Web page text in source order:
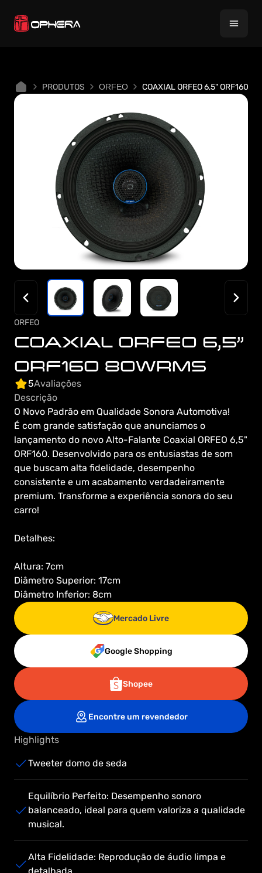
PRODUTOS ORFEO COAXIAL ORFEO 6,5" ORF160
ORFEO
COAXIAL ORFEO 6,5"
ORF160 80WRMS
5Avaliações
Descrição
O Novo Padrão em Qualidade Sonora Automotiva!
É com grande satisfação que anunciamos o
lançamento do novo Alto-Falante Coaxial ORFEO 6,5"
ORF160. Desenvolvido para os entusiastas de som
que buscam alta fidelidade, desempenho
consistente e um acabamento verdadeiramente
premium. Transforme a experiência sonora do seu
carro!
Detalhes:
Altura: 7cm
Diâmetro Superior: 17cm
Diâmetro Inferior: 8cm
Mercado Livre
Google Shopping
Shopee
Encontre um revendedor
Highlights
Tweeter domo de seda
Equilíbrio Perfeito: Desempenho sonoro
balanceado, ideal para quem valoriza a qualidade
musical.
Alta Fidelidade: Reprodução de áudio limpa e